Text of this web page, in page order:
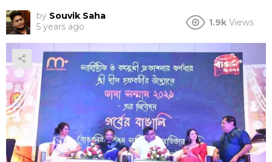
by Souvik Saha
5 years ago
1.9k Views